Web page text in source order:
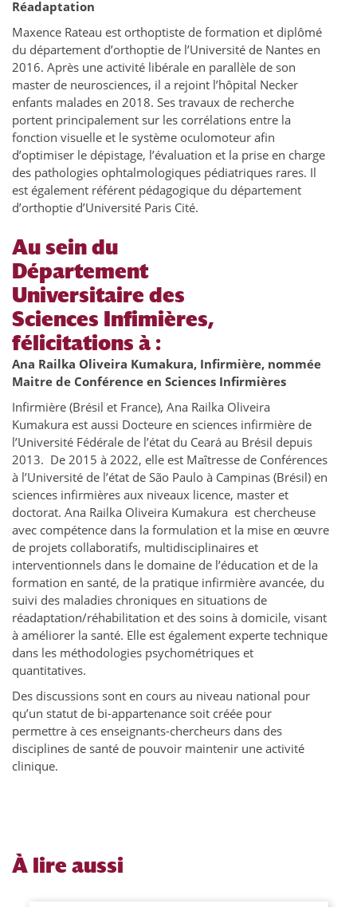
Réadaptation
Maxence Rateau est orthoptiste de formation et diplômé
du département d’orthoptie de l’Université de Nantes en
2016. Après une activité libérale en parallèle de son
master de neurosciences, il a rejoint l’hôpital Necker
enfants malades en 2018. Ses travaux de recherche
portent principalement sur les corrélations entre la
fonction visuelle et le système oculomoteur afin
d’optimiser le dépistage, l’évaluation et la prise en charge
des pathologies ophtalmologiques pédiatriques rares. Il
est également référent pédagogique du département
d’orthoptie d’Université Paris Cité.
Au sein du
Département
Universitaire des
Sciences Infimières,
félicitations à :
Ana Railka Oliveira Kumakura, Infirmière, nommée
Maitre de Conférence en Sciences Infirmières
Infirmière (Brésil et France), Ana Railka Oliveira
Kumakura est aussi Docteure en sciences infirmière de
l’Université Fédérale de l’état du Ceará au Brésil depuis
2013. De 2015 à 2022, elle est Maîtresse de Conférences
à l’Université de l’état de São Paulo à Campinas (Brésil) en
sciences infirmières aux niveaux licence, master et
doctorat. Ana Railka Oliveira Kumakura est chercheuse
avec compétence dans la formulation et la mise en œuvre
de projets collaboratifs, multidisciplinaires et
interventionnels dans le domaine de l’éducation et de la
formation en santé, de la pratique infirmière avancée, du
suivi des maladies chroniques en situations de
réadaptation/réhabilitation et des soins à domicile, visant
à améliorer la santé. Elle est également experte technique
dans les méthodologies psychométriques et
quantitatives.
Des discussions sont en cours au niveau national pour
qu’un statut de bi-appartenance soit créée pour
permettre à ces enseignants-chercheurs dans des
disciplines de santé de pouvoir maintenir une activité
clinique.
À lire aussi